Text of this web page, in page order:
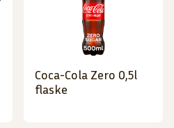
Coca-Cola Zero 0,5l
flaske